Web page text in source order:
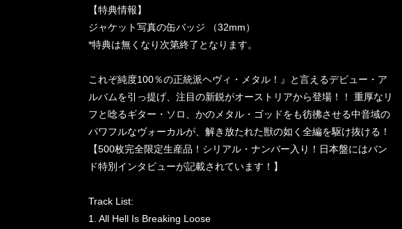
【特典情報】
ジャケット写真の缶バッジ （32mm）
*特典は無くなり次第終了となります。
これぞ純度100％の正統派ヘヴィ・メタル！』と言えるデビュー・ア
ルバムを引っ提げ、注目の新鋭がオーストリアから登場！！ 重厚なリ
フと唸るギター・ソロ、かのメタル・ゴッドをも彷彿させる中音域の
パワフルなヴォーカルが、解き放たれた獣の如く全編を駆け抜ける！
【500枚完全限定生産品！シリアル・ナンバー入り！日本盤にはバン
ド特別インタビューが記載されています！】
Track List:
1. All Hell Is Breaking Loose